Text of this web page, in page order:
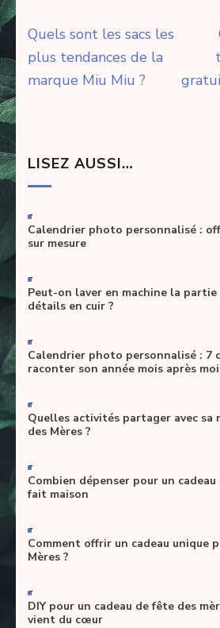
Navigation
de
l’article
Quels sont les sacs les
plus tendances de la
marque Miu Miu ?
LISEZ AUSSI…
-
Calendrier photo personnalisé :
sur mesure
-
Peut-on laver en machine la partie
détails en cuir ?
-
Calendrier photo personnalisé : 7
raconter son année mois après
-
Quelles activités partager avec sa
des Mères ?
-
Combien dépenser pour un
fait maison
-
Comment offrir un cadeau unique
Mères ?
-
DIY pour un cadeau de fête des
vient du cœur